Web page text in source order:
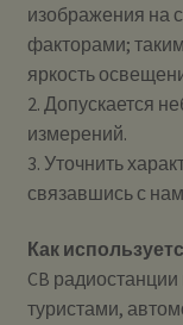
изображения на
факторами;
яркость
2. Допускается
измерений.
3. Уточнить
связавшись с
Как
CB
туристами,